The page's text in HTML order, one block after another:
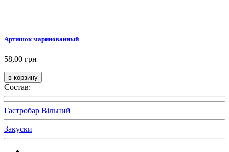
Артишок маринованный
58,00 грн
Состав:
Гастробар Вільний
Закуски